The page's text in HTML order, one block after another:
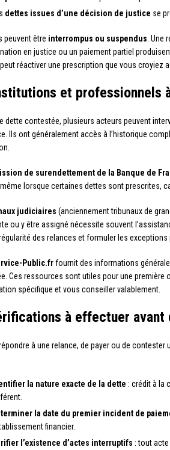
dettes issues d’une décision de justice se
peuvent être interrompus ou suspendus .
en justice ou un paiement partiel
réactiver une prescription que vous croyiez
et professionnels
dette contestée, plusieurs acteurs peuvent
Ils ont généralement accès à l’historique
de surendettement de la Banque de
lorsque certaines dettes sont prescrites,
judiciaires (anciennement tribunaux de
ou y être assigné nécessite souvent
des relances et formuler les exceptions
Public.frfournit des informations
Ces ressources sont utiles pour une première
spécifique et vous conseiller valablement.
à effectuer avant
à une relance, de payer ou de
la nature exacte de la dette : crédit à la
la date du premier incident de
financier.
l’existence d’actes interruptifs : tout